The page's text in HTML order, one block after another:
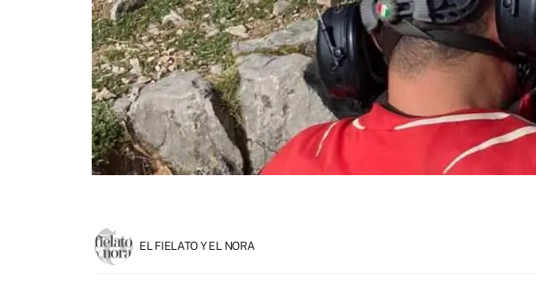
EL FIELATO Y EL NORA